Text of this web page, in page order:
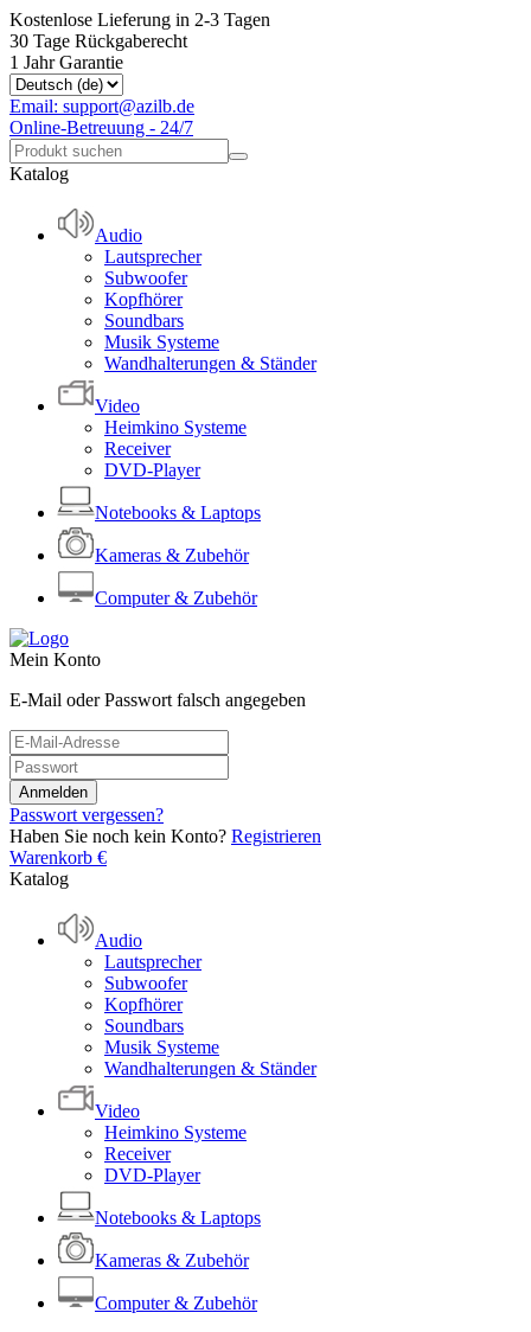
Kostenlose Lieferung in 2-3 Tagen
30 Tage Rückgaberecht
1 Jahr Garantie
Email: support@azilb.de
Online-Betreuung - 24/7
Katalog
Audio
Lautsprecher
Subwoofer
Kopfhörer
Soundbars
Musik Systeme
Wandhalterungen & Ständer
Video
Heimkino Systeme
Receiver
DVD-Player
Notebooks & Laptops
Kameras & Zubehör
Computer & Zubehör
Mein Konto
E-Mail oder Passwort falsch angegeben
Passwort vergessen?
Haben Sie noch kein Konto? Registrieren
Warenkorb €
Katalog
Audio
Lautsprecher
Subwoofer
Kopfhörer
Soundbars
Musik Systeme
Wandhalterungen & Ständer
Video
Heimkino Systeme
Receiver
DVD-Player
Notebooks & Laptops
Kameras & Zubehör
Computer & Zubehör